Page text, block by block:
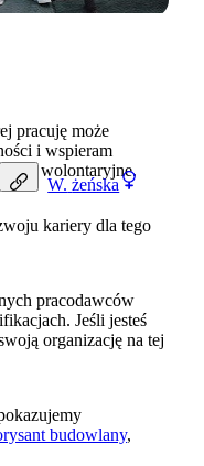
W. żeńska
pracuję może
i wspieram
wolontaryjne.
kariery dla tego
pracodawców
Jeśli jesteś
organizację na tej
budowlany,